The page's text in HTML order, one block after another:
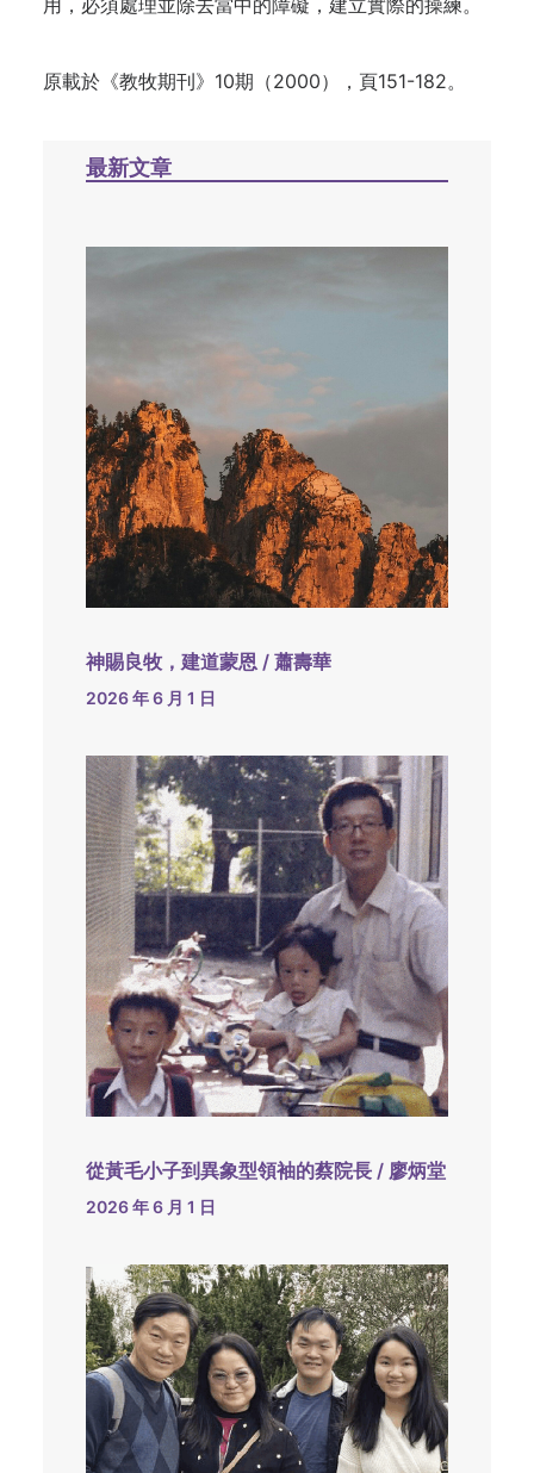
用，必須處理並除去當中的障礙，建立實際的操練。
原載於《教牧期刊》10期（2000），頁151-182。
最新文章
神賜良牧，建道蒙恩 / 蕭壽華
2026 年 6 月 1 日
從黃毛小子到異象型領袖的蔡院長 / 廖炳堂
2026 年 6 月 1 日